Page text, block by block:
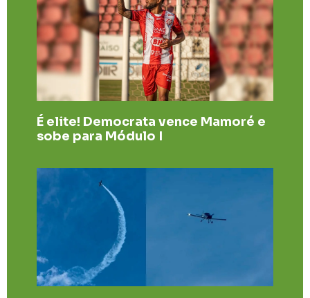
É elite! Democrata vence Mamoré e
sobe para Módulo I